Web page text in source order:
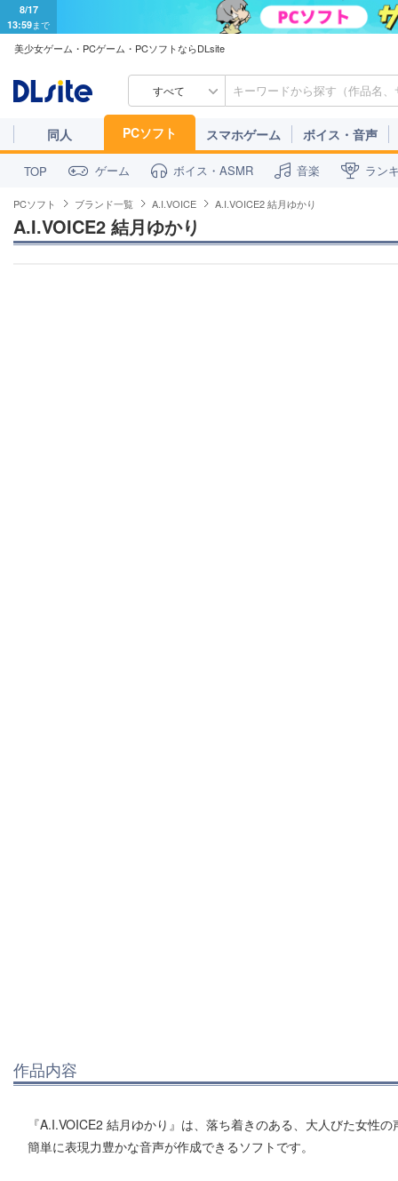
8/17
13:59まで
美少女ゲーム・PCゲーム・PCソフトならDLsite
すべて
同人 PCソフト スマホゲーム ボイス・音声
TOP ゲーム ボイス・ASMR 音楽 ラン
PCソフト ブランド一覧 A.I.VOICE A.I.VOICE2 結月ゆかり
A.I.VOICE2 結月ゆかり
作品内容
『A.I.VOICE2 結月ゆかり』は、落ち着きのある、大人びた女性
簡単に表現力豊かな音声が作成できるソフトです。